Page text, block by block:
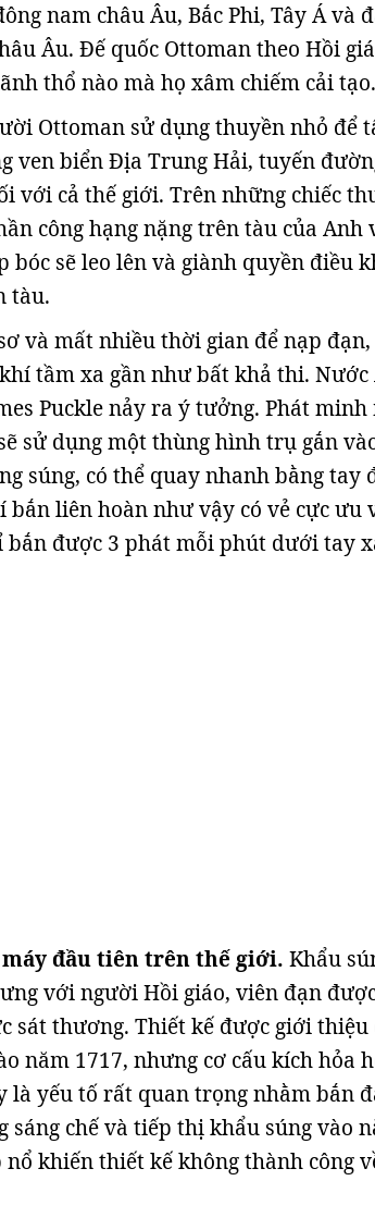
nam châu Âu, Bắc Phi, Tây Á và
Âu. Đế quốc Ottoman theo Hồi
thổ nào mà họ xâm chiếm cải tạo.
Ottoman sử dụng thuyền nhỏ để
ven biển Địa Trung Hải, tuyến
với cả thế giới. Trên những chiếc
công hạng nặng trên tàu của Anh
bóc sẽ leo lên và giành quyền điều
tàu.
và mất nhiều thời gian để nạp
tầm xa gần như bất khả thi. Nước
Puckle nảy ra ý tưởng. Phát
sử dụng một thùng hình trụ gắn
súng, có thể quay nhanh bằng tay
liên hoàn như vậy có vẻ cực ưu
bắn được 3 phát mỗi phút dưới tay
đầu tiên trên thế giới. Khẩu
với người Hồi giáo, viên đạn
sát thương. Thiết kế được giới thiệu
năm 1717, nhưng cơ cấu kích hỏa
là yếu tố rất quan trọng nhằm bắn
sáng chế và tiếp thị khẩu súng vào
khiến thiết kế không thành công